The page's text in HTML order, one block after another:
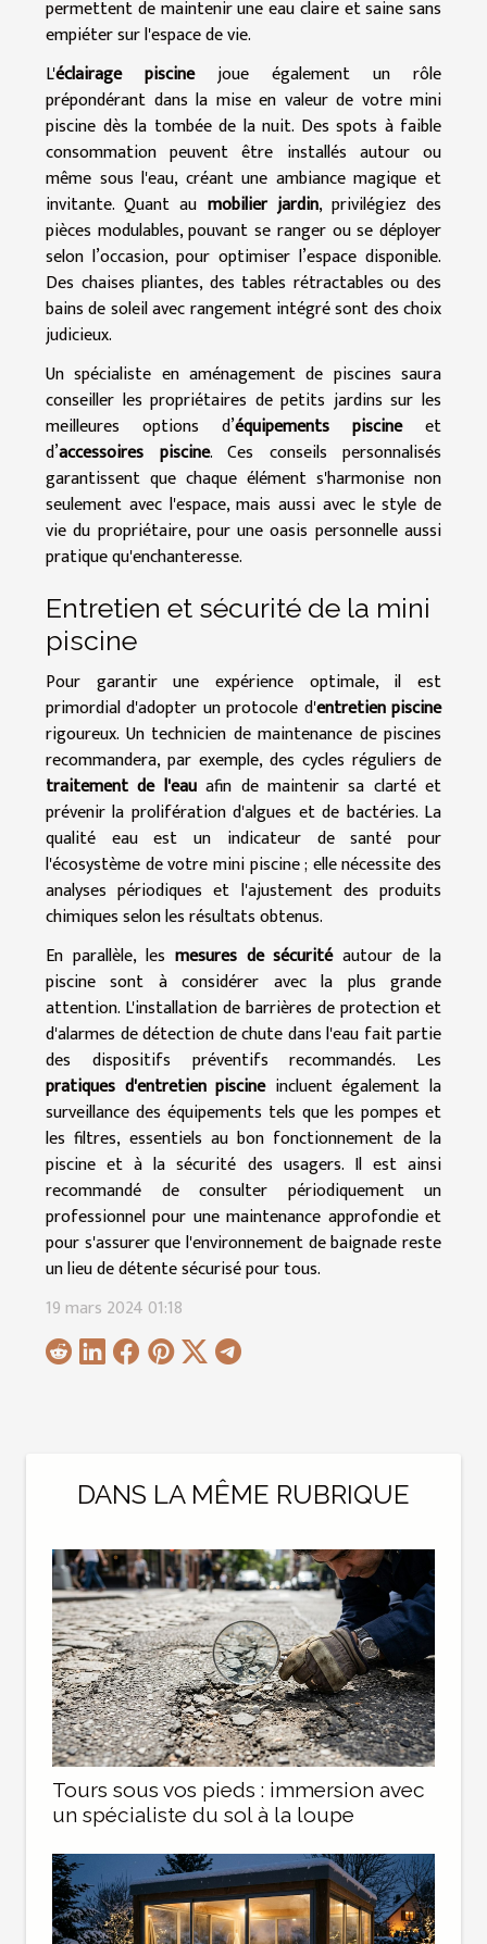
permettent de maintenir une eau claire et saine sans
empiéter sur l'espace de vie.
L'éclairage piscinejoue également un rôle
prépondérant dans la mise en valeur de votre mini
piscine dès la tombée de la nuit. Des spots à faible
consommation peuvent être installés autour ou
même sous l'eau, créant une ambiance magique et
invitante. Quant au mobilier jardin, privilégiez des
pièces modulables, pouvant se ranger ou se déployer
selon l’occasion, pour optimiser l’espace disponible.
Des chaises pliantes, des tables rétractables ou des
bains de soleil avec rangement intégré sont des choix
judicieux.
Un spécialiste en aménagement de piscines saura
conseiller les propriétaires de petits jardins sur les
meilleures options d’équipements piscineet
d’accessoires piscine. Ces conseils personnalisés
garantissent que chaque élément s'harmonise non
seulement avec l'espace, mais aussi avec le style de
vie du propriétaire, pour une oasis personnelle aussi
pratique qu'enchanteresse.
Entretien et sécurité de la mini
piscine
Pour garantir une expérience optimale, il est
primordial d'adopter un protocole d'entretien piscine
rigoureux. Un technicien de maintenance de piscines
recommandera, par exemple, des cycles réguliers de
traitement de l'eauafin de maintenir sa clarté et
prévenir la prolifération d'algues et de bactéries. La
qualité eau est un indicateur de santé pour
l'écosystème de votre mini piscine ; elle nécessite des
analyses périodiques et l'ajustement des produits
chimiques selon les résultats obtenus.
En parallèle, les mesures de sécuritéautour de la
piscine sont à considérer avec la plus grande
attention. L'installation de barrières de protection et
d'alarmes de détection de chute dans l'eau fait partie
des dispositifs préventifs recommandés. Les
pratiques d'entretien piscineincluent également la
surveillance des équipements tels que les pompes et
les filtres, essentiels au bon fonctionnement de la
piscine et à la sécurité des usagers. Il est ainsi
recommandé de consulter périodiquement un
professionnel pour une maintenance approfondie et
pour s'assurer que l'environnement de baignade reste
un lieu de détente sécurisé pour tous.
19 mars 2024 01:18
DANS LA MÊME RUBRIQUE
Tours sous vos pieds : immersion avec
un spécialiste du sol à la loupe